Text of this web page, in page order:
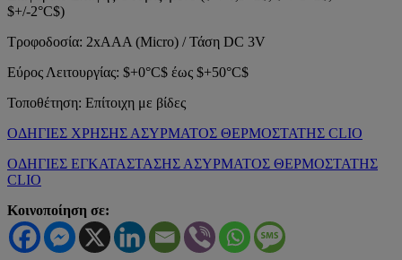
$+/-2°C$)
Τροφοδοσία: 2xAAA (Micro) / Τάση DC 3V
Εύρος Λειτουργίας: $+0°C$ έως $+50°C$
Τοποθέτηση: Επίτοιχη με βίδες
ΟΔΗΓΙΕΣ ΧΡΗΣΗΣ ΑΣΥΡΜΑΤΟΣ ΘΕΡΜΟΣΤΑΤΗΣ CLIO
ΟΔΗΓΙΕΣ ΕΓΚΑΤΑΣΤΑΣΗΣ ΑΣΥΡΜΑΤΟΣ ΘΕΡΜΟΣΤΑΤΗΣ
CLIO
Κοινοποίηση σε: